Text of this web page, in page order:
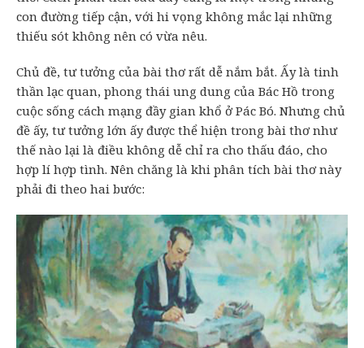
con đường tiếp cận, với hi vọng không mắc lại những
thiếu sót không nên có vừa nêu.
Chủ đề, tư tưởng của bài thơ rất dễ nắm bắt. Ấy là tinh
thần lạc quan, phong thái ung dung của Bác Hồ trong
cuộc sống cách mạng đầy gian khổ ở Pác Bó. Nhưng chủ
đề ấy, tư tưởng lớn ấy được thể hiện trong bài thơ như
thế nào lại là điều không dễ chỉ ra cho thấu đáo, cho
hợp lí hợp tình. Nên chăng là khi phân tích bài thơ này
phải đi theo hai bước: